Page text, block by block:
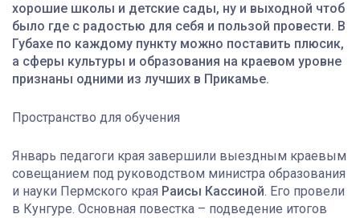
хорошие школы и детские сады, ну и выходной чтоб
было где с радостью для себя и пользой провести. В
Губахе по каждому пункту можно поставить плюсик,
а сферы культуры и образования на краевом уровне
признаны одними из лучших в Прикамье.
Пространство для обучения
Январь педагоги края завершили выездным краевым
совещанием под руководством министра образования
и науки Пермского края Раисы Кассиной. Его провели
в Кунгуре. Основная повестка – подведение итогов